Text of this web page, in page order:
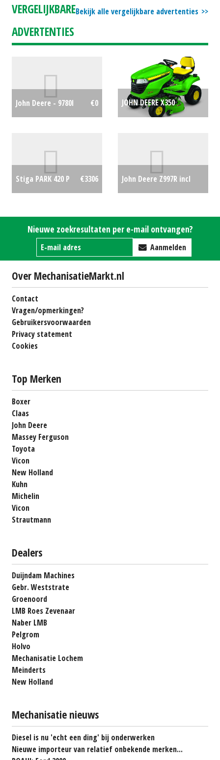
Bekijk alle vergelijkbare advertenties
VERGELIJKBARE
ADVERTENTIES
John Deere - 9780I €0
JOHN DEERE X350
Stiga PARK 420 P €3306
John Deere Z997R incl
#690365
€0
Nieuwe zoekresultaten per e-mail ontvangen?
Aanmelden
Over MechanisatieMarkt.nl
Contact
Vragen/opmerkingen?
Gebruikersvoorwaarden
Privacy statement
Cookies
Top Merken
Boxer
Claas
John Deere
Massey Ferguson
Toyota
Vicon
New Holland
Kuhn
Michelin
Vicon
Strautmann
Dealers
Duijndam Machines
Gebr. Weststrate
Groenoord
LMB Roes Zevenaar
Naber LMB
Pelgrom
Holvo
Mechanisatie Lochem
Meinderts
New Holland
Mechanisatie nieuws
Diesel is nu 'echt een ding' bij onderwerken
Nieuwe importeur van relatief onbekende merken...